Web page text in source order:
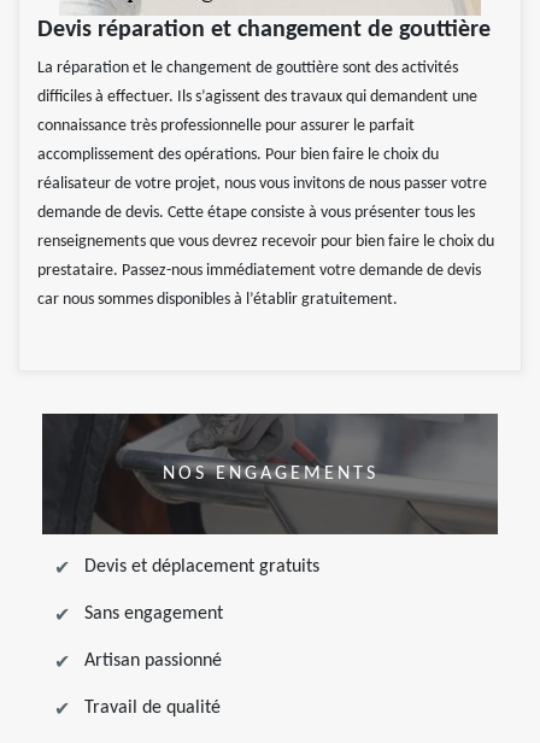
Devis réparation et changement de gouttière
La réparation et le changement de gouttière sont des activités
difficiles à effectuer. Ils s’agissent des travaux qui demandent une
connaissance très professionnelle pour assurer le parfait
accomplissement des opérations. Pour bien faire le choix du
réalisateur de votre projet, nous vous invitons de nous passer votre
demande de devis. Cette étape consiste à vous présenter tous les
renseignements que vous devrez recevoir pour bien faire le choix du
prestataire. Passez-nous immédiatement votre demande de devis
car nous sommes disponibles à l’établir gratuitement.
NOS ENGAGEMENTS
Devis et déplacement gratuits
Sans engagement
Artisan passionné
Travail de qualité